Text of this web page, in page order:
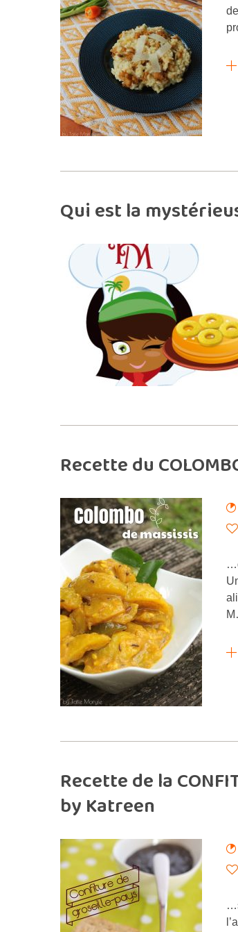
Qui est la
Recette du
Recette de la
by Katreen